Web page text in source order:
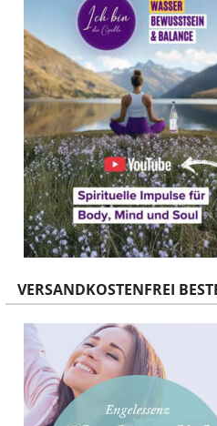
VERSANDKOSTENFREI